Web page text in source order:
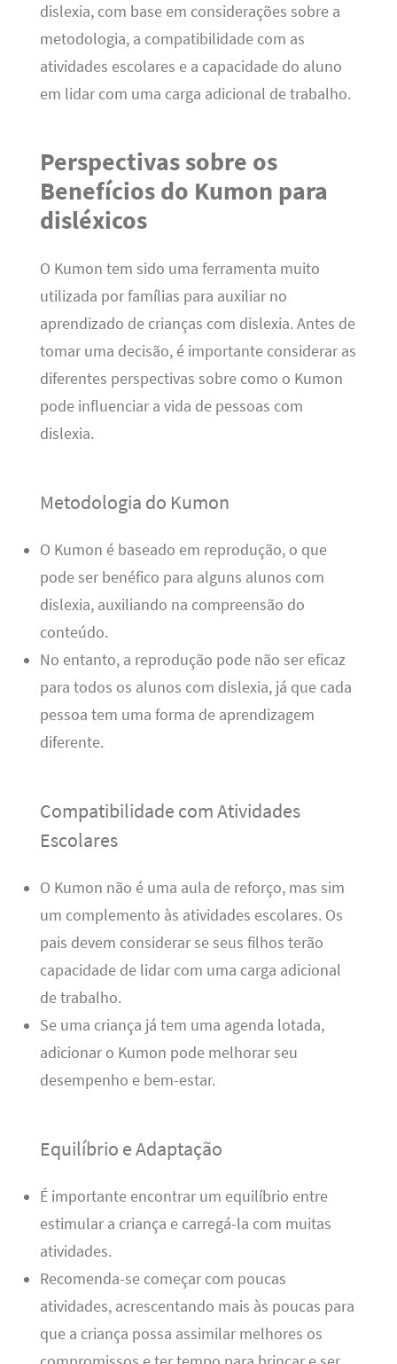
dislexia, com base em considerações sobre a
metodologia, a compatibilidade com as
atividades escolares e a capacidade do aluno
em lidar com uma carga adicional de trabalho.
Perspectivas sobre os
Benefícios do Kumon para
disléxicos
O Kumon tem sido uma ferramenta muito
utilizada por famílias para auxiliar no
aprendizado de crianças com dislexia. Antes de
tomar uma decisão, é importante considerar as
diferentes perspectivas sobre como o Kumon
pode influenciar a vida de pessoas com
dislexia.
Metodologia do Kumon
O Kumon é baseado em reprodução, o que
pode ser benéfico para alguns alunos com
dislexia, auxiliando na compreensão do
conteúdo.
No entanto, a reprodução pode não ser eficaz
para todos os alunos com dislexia, já que cada
pessoa tem uma forma de aprendizagem
diferente.
Compatibilidade com Atividades
Escolares
O Kumon não é uma aula de reforço, mas sim
um complemento às atividades escolares. Os
pais devem considerar se seus filhos terão
capacidade de lidar com uma carga adicional
de trabalho.
Se uma criança já tem uma agenda lotada,
adicionar o Kumon pode melhorar seu
desempenho e bem-estar.
Equilíbrio e Adaptação
É importante encontrar um equilíbrio entre
estimular a criança e carregá-la com muitas
atividades.
Recomenda-se começar com poucas
atividades, acrescentando mais às poucas para
que a criança possa assimilar melhores os